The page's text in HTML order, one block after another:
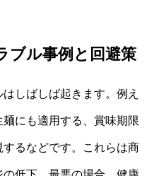
ブル事例と回避策
しばしば起きます。例え
にも適用する、賞味期限
るなどです。これらは商